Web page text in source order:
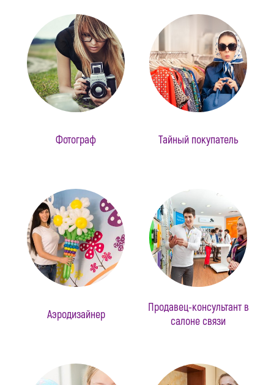
Фотограф Тайный покупатель
Аэродизайнер
Продавец-консультант в
салоне связи